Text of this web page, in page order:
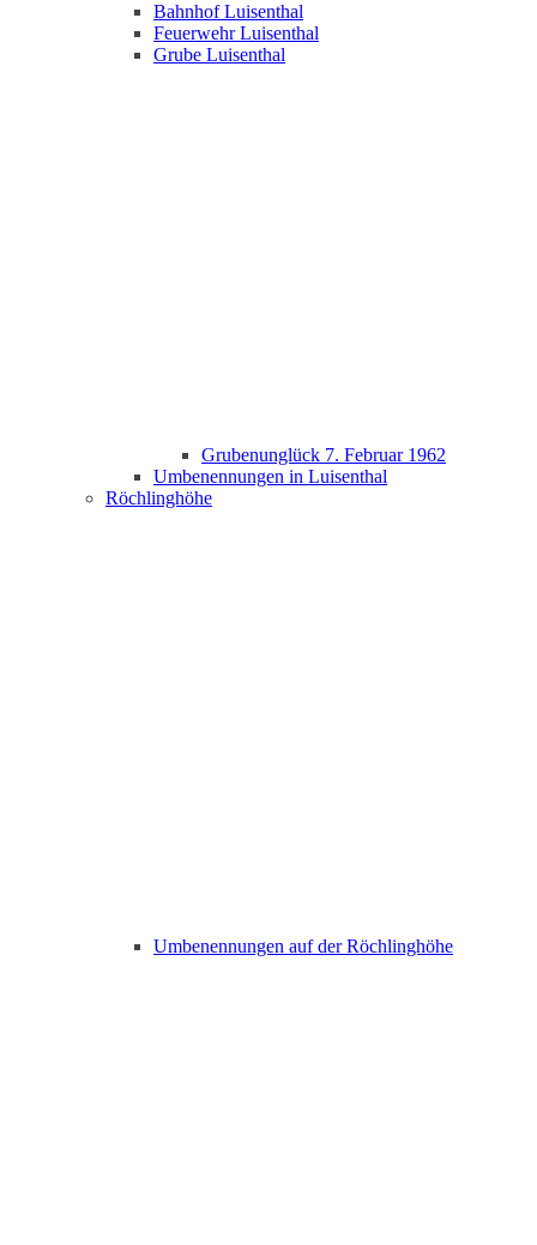
Bahnhof Luisenthal
Feuerwehr Luisenthal
Grube Luisenthal
Grubenunglück 7. Februar 1962
Umbenennungen in Luisenthal
Röchlinghöhe
Umbenennungen auf der Röchlinghöhe